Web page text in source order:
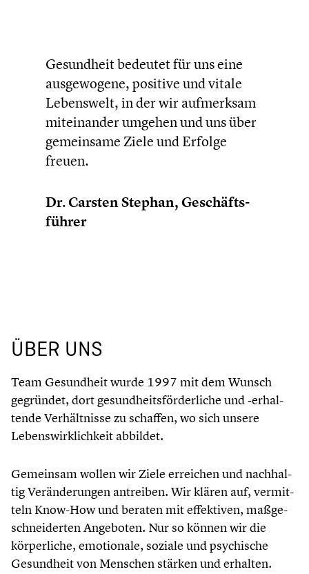
Gesund­heit bedeutet für uns eine
ausge­wo­gene, positive und vitale
Lebens­welt, in der wir aufmerk­sam
mitein­an­der umgehen und uns über
gemein­same Ziele und Erfolge
freuen.
Dr. Carsten Stephan,Geschäfts­
füh­rer
ÜBER UNS
Team Gesund­heit wurde 1997 mit dem Wunsch
gegründet, dort gesund­heits­för­der­li­che und ‑erhal­
tende Verhält­nisse zu schaffen, wo sich unsere
Lebens­wirk­lich­keit abbildet.
Gemeinsam wollen wir Ziele erreichen und nachhal­
tig Verän­de­run­gen antreiben. Wir klären auf, vermit­
teln Know-How und beraten mit effek­ti­ven, maßge­
schnei­der­ten Angeboten. Nur so können wir die
körper­li­che, emotio­nale, soziale und psychi­sche
Gesund­heit von Menschen stärken und erhalten.